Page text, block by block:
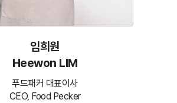
임희원
Heewon LIM
푸드패커 대표이사
CEO, Food Pecker